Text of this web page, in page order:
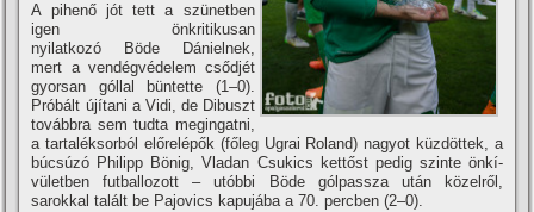
A pihenő jót tett a szünetben
igen önkritikusan
nyilatkozó Böde Dánielnek,
mert a vendégvédelem csődjét
gyorsan góllal büntette (1–0).
Próbált újí­tani a Vidi, de Dibuszt
továbbra sem tudta megingatni,
a tartaléksorból előrelépők (főleg Ugrai Roland) nagyot küzdöttek, a
búcsúzó Philipp Bönig, Vladan Csukics kettőst pedig szinte önkí­
vületben futballozott – utóbbi Böde gólpassza után közelről,
sarokkal talált be Pajovics kapujába a 70. percben (2–0).